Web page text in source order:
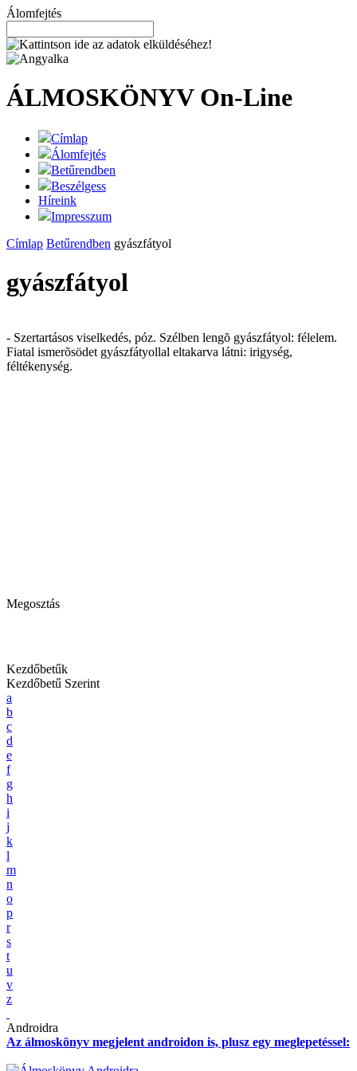
Álomfejtés
ÁLMOSKÖNYV On-Line
Címlap
Álomfejtés
Betűrendben
Beszélgess
Híreink
Impresszum
Címlap Betűrendben gyászfátyol
gyászfátyol
- Szertartásos viselkedés, póz. Szélben lengõ gyászfátyol: félelem.
Fiatal ismerõsödet gyászfátyollal eltakarva látni: irigység,
féltékenység.
Megosztás
Kezdőbetűk
Kezdőbetű Szerint
a
b
c
d
e
f
g
h
i
j
k
l
m
n
o
p
r
s
t
u
v
z
Androidra
Az álmoskönyv megjelent androidon is, plusz egy meglepetéssel: